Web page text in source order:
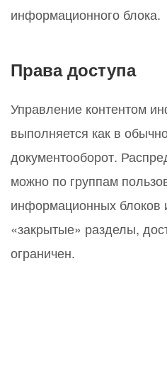
информационного блока.
Права доступа
Управление контентом
выполняется как в
документооборот.
можно по группам
информационных блоков
«закрытые» разделы,
ограничен.